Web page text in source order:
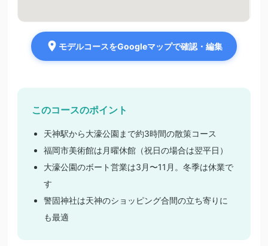
モデルコースをGoogleマップで確認・編集
このコースのポイント
天神駅から大濠公園まで約3時間の散策コース
福岡市美術館は月曜休館（祝日の場合は翌平日）
大濠公園のボート営業は3月〜11月。冬季は休業で
す
警固神社は天神のショッピング合間の立ち寄りに
も最適